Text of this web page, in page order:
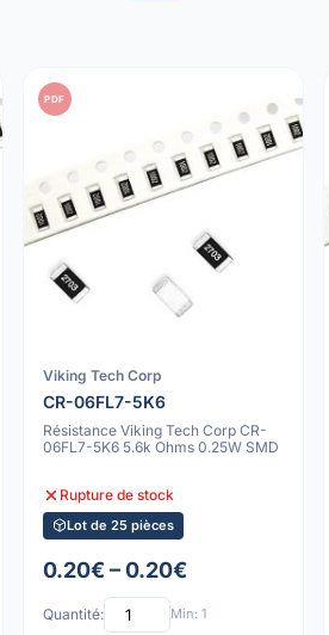
PDF
Viking Tech Corp
CR-06FL7-5K6
Résistance Viking Tech Corp CR-
06FL7-5K6 5.6k Ohms 0.25W SMD
Rupture de stock
Lot de 25 pièces
0.20€ – 0.20€
Quantité: Min: 1